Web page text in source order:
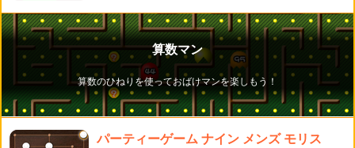
パーティーゲーム ナイン メンズ モリス